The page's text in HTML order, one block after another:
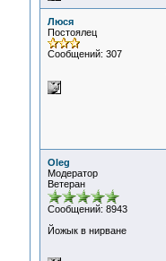
Люся
Постоялец
Сообщений: 307
Oleg
Модератор
Ветеран
Сообщений: 8943
Йожык в нирване